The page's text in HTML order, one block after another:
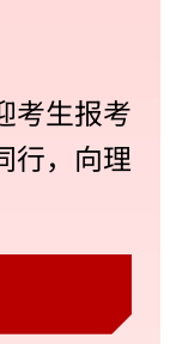
考生报考
行，向理